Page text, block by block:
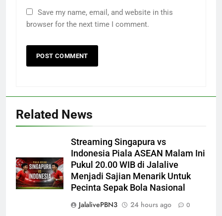
Save my name, email, and website in this
browser for the next time I comment.
Related News
Streaming Singapura vs
Indonesia Piala ASEAN Malam Ini
Pukul 20.00 WIB di Jalalive
Menjadi Sajian Menarik Untuk
Pecinta Sepak Bola Nasional
JalalivePBN3
24 hours ago 0